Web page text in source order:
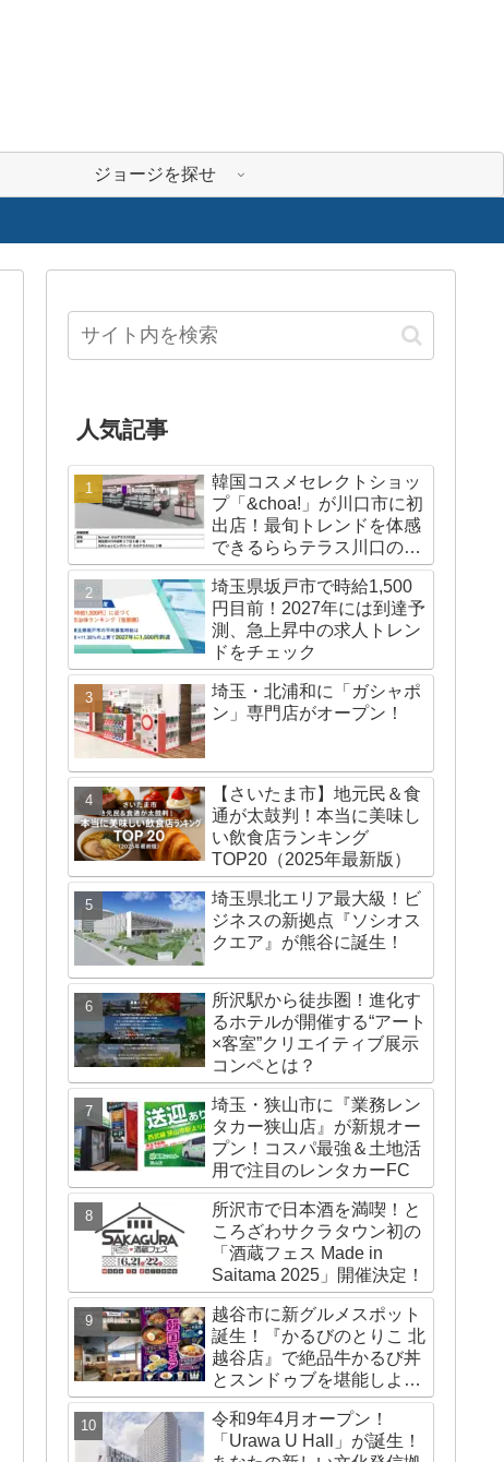
ジョージを探せ
人気記事
韓国コスメセレクトショッ
プ「&choa!」が川口市に初
出店！最旬トレンドを体感
できるららテラス川口の注
目スポット
埼玉県坂戸市で時給1,500
円目前！2027年には到達予
測、急上昇中の求人トレン
ドをチェック
埼玉・北浦和に「ガシャポ
ン」専門店がオープン！
【さいたま市】地元民＆食
通が太鼓判！本当に美味し
い飲食店ランキング
TOP20（2025年最新版）
埼玉県北エリア最大級！ビ
ジネスの新拠点『ソシオス
クエア』が熊谷に誕生！
所沢駅から徒歩圏！進化す
るホテルが開催する“アート
×客室”クリエイティブ展示
コンペとは？
埼玉・狭山市に『業務レン
タカー狭山店』が新規オー
プン！コスパ最強＆土地活
用で注目のレンタカーFC
所沢市で日本酒を満喫！と
ころざわサクラタウン初の
「酒蔵フェス Made in
Saitama 2025」開催決定！
越谷市に新グルメスポット
誕生！『かるびのとりこ 北
越谷店』で絶品牛かるび丼
とスンドゥブを堪能しよ
う！
令和9年4月オープン！
「Urawa U Hall」が誕生！